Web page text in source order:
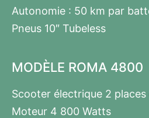
Autonomie : 50 km par
Pneus 10″ Tubeless
MODÈLE ROMA 4800
Scooter électrique 2
Moteur 4 800 Watts